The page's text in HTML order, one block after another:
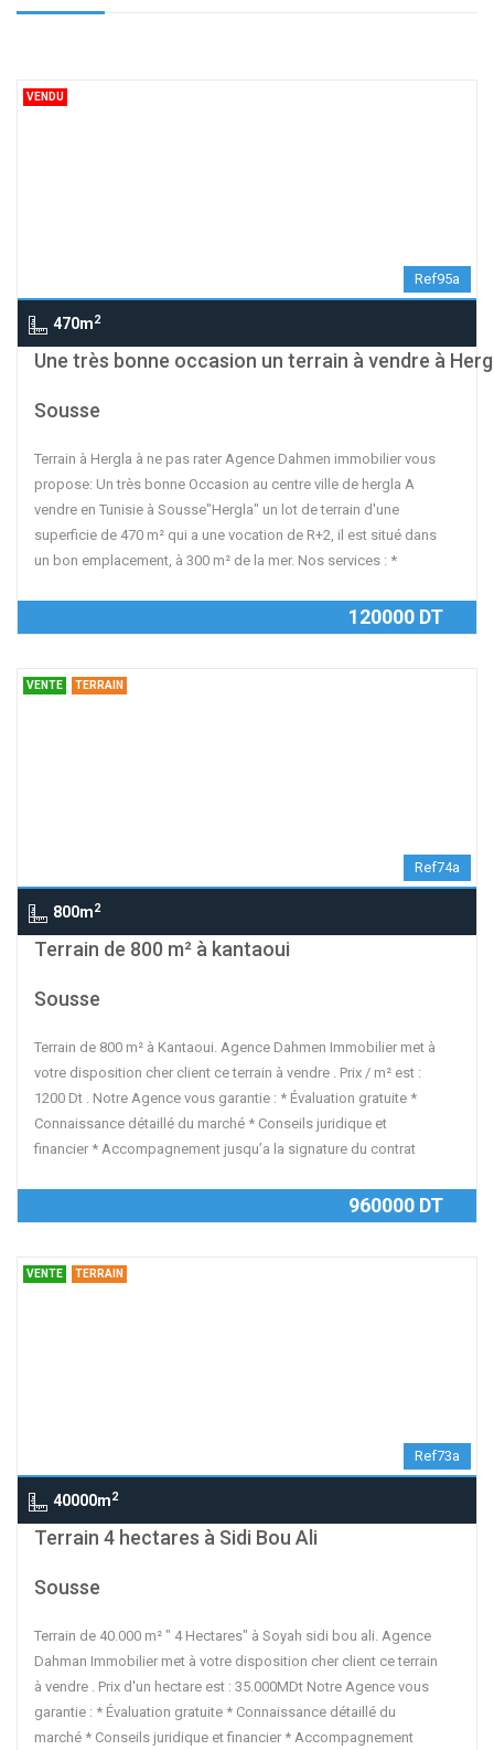
VENDU
Ref95a
470m2
contributors
Une très bonne occasion un terrain à vendre à
Sousse
Terrain à Hergla à ne pas rater Agence Dahmen immobilier vous
propose: Un très bonne Occasion au centre ville de hergla A
vendre en Tunisie à Sousse"Hergla" un lot de terrain d'une
superficie de 470 m² qui a une vocation de R+2, il est situé dans
un bon emplacement, à 300 m² de la mer. Nos services : *
120000 DT
VENTE TERRAIN
Ref74a
800m2
contributors
Terrain de 800 m² à kantaoui
Sousse
Terrain de 800 m² à Kantaoui. Agence Dahmen Immobilier met à
votre disposition cher client ce terrain à vendre . Prix / m² est :
1200 Dt . Notre Agence vous garantie : * Évaluation gratuite *
Connaissance détaillé du marché * Conseils juridique et
financier * Accompagnement jusqu’a la signature du contrat
960000 DT
VENTE TERRAIN
Ref73a
40000m2
contributors
Terrain 4 hectares à Sidi Bou Ali
Sousse
Terrain de 40.000 m² " 4 Hectares" à Soyah sidi bou ali. Agence
Dahman Immobilier met à votre disposition cher client ce terrain
à vendre . Prix d'un hectare est : 35.000MDt Notre Agence vous
garantie : * Évaluation gratuite * Connaissance détaillé du
marché * Conseils juridique et financier * Accompagnement